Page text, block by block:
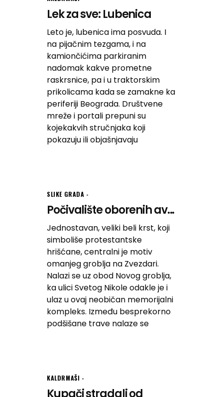
Lek za sve: Lubenica
Leto je, lubenica ima posvuda. I
na pijačnim tezgama, i na
kamiončićima parkiranim
nadomak kakve prometne
raskrsnice, pa i u traktorskim
prikolicama kada se zamakne ka
periferiji Beograda. Društvene
mreže i portali prepuni su
kojekakvih stručnjaka koji
pokazuju ili objašnjavaju
SLIKE GRADA
Počivalište oborenih av...
Jednostavan, veliki beli krst, koji
simboliše protestantske
hrišćane, centralni je motiv
omanjeg groblja na Zvezdari.
Nalazi se uz obod Novog groblja,
ka ulici Svetog Nikole odakle je i
ulaz u ovaj neobičan memorijalni
kompleks. Između besprekorno
podšišane trave nalaze se
KALDRMAŠI
Kupači stradali od